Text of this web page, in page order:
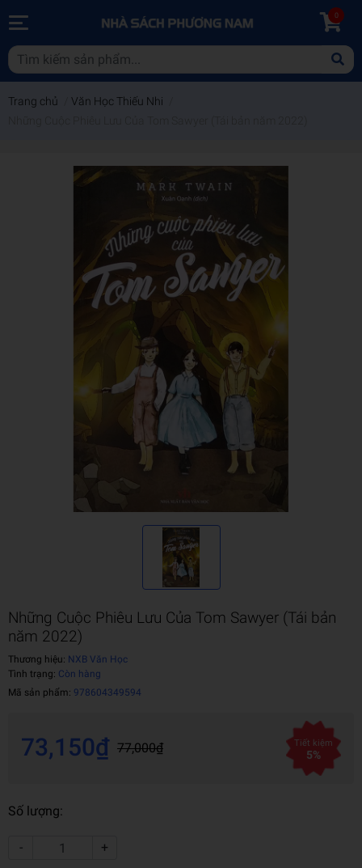
0
Trang chủ Văn Học Thiếu Nhi
Những Cuộc Phiêu Lưu Của Tom Sawyer (Tái bản
năm 2022)
Thương hiệu: NXB Văn Học
Tình trạng: Còn hàng
Mã sản phẩm: 978604349594
73,150₫ 77,000₫ Tiết kiệm
5%
Số lượng:
- +